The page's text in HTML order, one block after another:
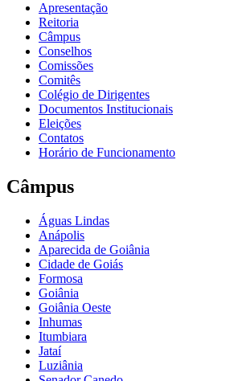
Apresentação
Reitoria
Câmpus
Conselhos
Comissões
Comitês
Colégio de Dirigentes
Documentos Institucionais
Eleições
Contatos
Horário de Funcionamento
Câmpus
Águas Lindas
Anápolis
Aparecida de Goiânia
Cidade de Goiás
Formosa
Goiânia
Goiânia Oeste
Inhumas
Itumbiara
Jataí
Luziânia